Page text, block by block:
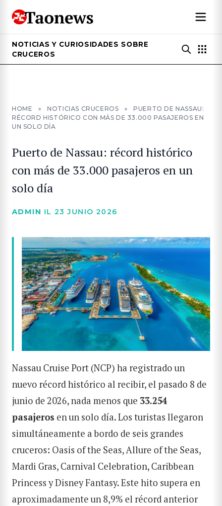
NOTICIAS Y CURIOSIDADES SOBRE
CRUCEROS
HOME » NOTICIAS CRUCEROS »
PUERTO DE NASSAU:
RÉCORD HISTÓRICO CON MÁS DE 33.000 PASAJEROS EN
UN SOLO DÍA
Puerto de Nassau: récord histórico
con más de 33.000 pasajeros en un
solo día
ADMIN IL 23 JUNIO 2026
Nassau Cruise Port (NCP) ha registrado un
nuevo récord histórico al recibir, el pasado 8 de
junio de 2026, nada menos que 33.254
pasajeros en un solo día. Los turistas llegaron
simultáneamente a bordo de seis grandes
cruceros: Oasis of the Seas, Allure of the Seas,
Mardi Gras, Carnival Celebration, Caribbean
Princess y Disney Fantasy. Este hito supera en
aproximadamente un 8,9% el récord anterior